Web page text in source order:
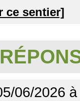
ce sentier]
06/2026